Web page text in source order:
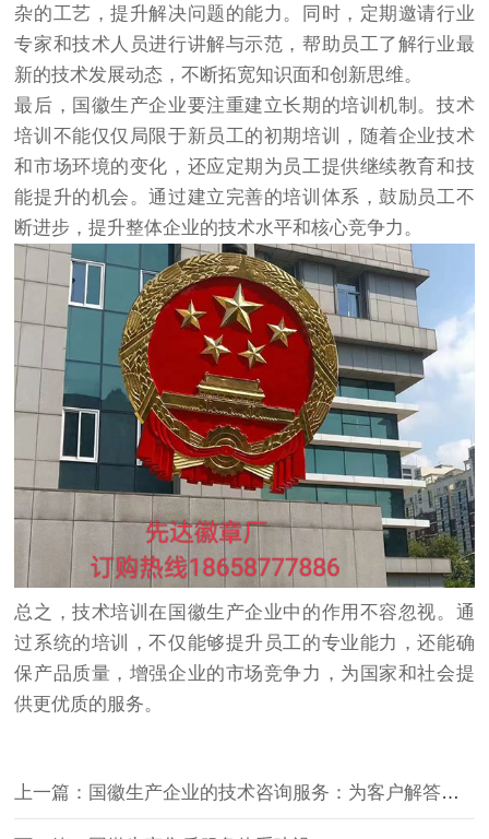
杂的工艺，提升解决问题的能力。同时，定期邀请行业
专家和技术人员进行讲解与示范，帮助员工了解行业最
新的技术发展动态，不断拓宽知识面和创新思维。
最后，国徽生产企业要注重建立长期的培训机制。技术
培训不能仅仅局限于新员工的初期培训，随着企业技术
和市场环境的变化，还应定期为员工提供继续教育和技
能提升的机会。通过建立完善的培训体系，鼓励员工不
断进步，提升整体企业的技术水平和核心竞争力。
总之，技术培训在国徽生产企业中的作用不容忽视。通
过系统的培训，不仅能够提升员工的专业能力，还能确
保产品质量，增强企业的市场竞争力，为国家和社会提
供更优质的服务。
上一篇：国徽生产企业的技术咨询服务：为客户解答疑问